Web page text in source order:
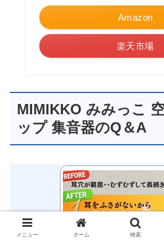
Amazon
楽天市場
MIMIKKO みみっこ
ップ 集音器のQ＆A
メニュー ホーム 検索